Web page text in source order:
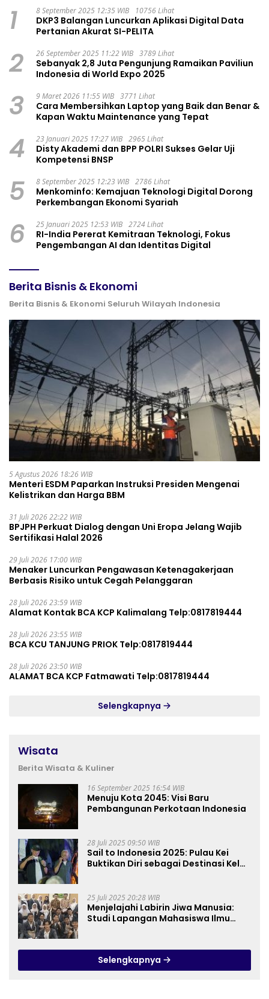
1 8 September 2025 12:35 WIB 10756 Lihat
DKP3 Balangan Luncurkan Aplikasi Digital Data
Pertanian Akurat SI-PELITA
2 26 September 2025 11:22 WIB 3789 Lihat
Sebanyak 2,8 Juta Pengunjung Ramaikan Paviliun
Indonesia di World Expo 2025
3 9 Maret 2026 11:55 WIB 3771 Lihat
Cara Membersihkan Laptop yang Baik dan Benar &
Kapan Waktu Maintenance yang Tepat
4 23 Januari 2025 17:27 WIB 2965 Lihat
Disty Akademi dan BPP POLRI Sukses Gelar Uji
Kompetensi BNSP
5 8 September 2025 12:23 WIB 2786 Lihat
Menkominfo: Kemajuan Teknologi Digital Dorong
Perkembangan Ekonomi Syariah
6 25 Januari 2025 12:53 WIB 2724 Lihat
RI-India Pererat Kemitraan Teknologi, Fokus
Pengembangan AI dan Identitas Digital
Berita Bisnis & Ekonomi
Berita Bisnis & Ekonomi Seluruh Wilayah Indonesia
5 Agustus 2026 18:26 WIB
Menteri ESDM Paparkan Instruksi Presiden Mengenai
Kelistrikan dan Harga BBM
31 Juli 2026 22:22 WIB
BPJPH Perkuat Dialog dengan Uni Eropa Jelang Wajib
Sertifikasi Halal 2026
29 Juli 2026 17:00 WIB
Menaker Luncurkan Pengawasan Ketenagakerjaan
Berbasis Risiko untuk Cegah Pelanggaran
28 Juli 2026 23:59 WIB
Alamat Kontak BCA KCP Kalimalang Telp:0817819444
28 Juli 2026 23:55 WIB
BCA KCU TANJUNG PRIOK Telp:0817819444
28 Juli 2026 23:50 WIB
ALAMAT BCA KCP Fatmawati Telp:0817819444
Selengkapnya
Wisata
Berita Wisata & Kuliner
16 September 2025 16:54 WIB
Menuju Kota 2045: Visi Baru
Pembangunan Perkotaan Indonesia
28 Juli 2025 09:50 WIB
Sail to Indonesia 2025: Pulau Kei
Buktikan Diri sebagai Destinasi Kelas
25 Juli 2025 20:28 WIB
Menjelajahi Labirin Jiwa Manusia:
Studi Lapangan Mahasiswa Ilmu
Selengkapnya